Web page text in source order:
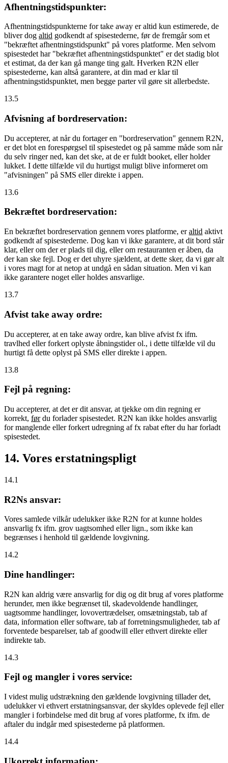
Afhentningstidspunkter:
Afhentningstidspunkterne for take away er altid kun estimerede, de
bliver dog altid godkendt af spisestederne, før de fremgår som et
"bekræftet afhentningstidspunkt" på vores platforme. Men selvom
spisestedet har "bekræftet afhentningstidspunktet" er det stadig blot
et estimat, da der kan gå mange ting galt. Hverken R2N eller
spisestederne, kan altså garantere, at din mad er klar til
afhentningstidspunktet, men begge parter vil gøre sit allerbedste.
13.5
Afvisning af bordreservation:
Du accepterer, at når du fortager en "bordreservation" gennem R2N,
er det blot en forespørgsel til spisestedet og på samme måde som når
du selv ringer ned, kan det ske, at de er fuldt booket, eller holder
lukket. I dette tilfælde vil du hurtigst muligt blive informeret om
"afvisningen" på SMS eller direkte i appen.
13.6
Bekræftet bordreservation:
En bekræftet bordreservation gennem vores platforme, eraltid aktivt
godkendt af spisestederne. Dog kan vi ikke garantere, at dit bord står
klar, eller om der er plads til dig, eller om restauranten er åben, da
der kan ske fejl. Dog er det uhyre sjældent, at dette sker, da vi gør alt
i vores magt for at netop at undgå en sådan situation. Men vi kan
ikke garantere noget eller holdes ansvarlige.
13.7
Afvist take away ordre:
Du accepterer, at en take away ordre, kan blive afvist fx ifm.
travlhed eller forkert oplyste åbningstider ol., i dette tilfælde vil du
hurtigt få dette oplyst på SMS eller direkte i appen.
13.8
Fejl på regning:
Du accepterer, at det er dit ansvar, at tjekke om din regning er
korrekt, førdu forlader spisestedet. R2N kan ikke holdes ansvarlig
for manglende eller forkert udregning af fx rabat efter du har forladt
spisestedet.
14. Vores erstatningspligt
14.1
R2Ns ansvar:
Vores samlede vilkår udelukker ikke R2N for at kunne holdes
ansvarlig fx ifm. grov uagtsomhed eller lign., som ikke kan
begrænses i henhold til gældende lovgivning.
14.2
Dine handlinger:
R2N kan aldrig være ansvarlig for dig og dit brug af vores platforme
herunder, men ikke begrænset til, skadevoldende handlinger,
uagtsomme handlinger, lovovertrædelser, omsætningstab, tab af
data, information eller software, tab af forretningsmuligheder, tab af
forventede besparelser, tab af goodwill eller ethvert direkte eller
indirekte tab.
14.3
Fejl og mangler i vores service:
I videst mulig udstrækning den gældende lovgivning tillader det,
udelukker vi ethvert erstatningsansvar, der skyldes oplevede fejl eller
mangler i forbindelse med dit brug af vores platforme, fx ifm. de
aftaler du indgår med spisestederne på platformen.
14.4